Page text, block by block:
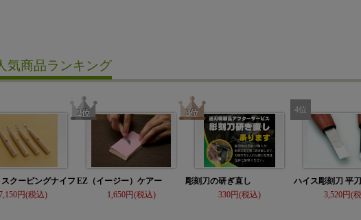
気商品ランキング
クーピングナイフ EZ（イージー）ケアー
1,650
彫刻刀の研ぎ直し
330
ハイス彫刻刀 平刀
3,520